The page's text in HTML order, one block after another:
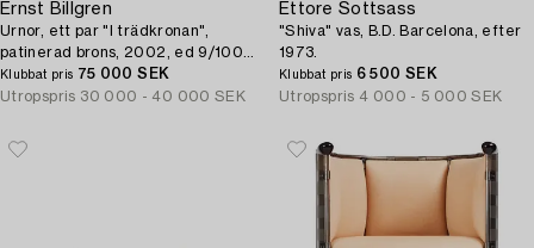
Ernst Billgren
Urnor, ett par "I trädkronan",
patinerad brons, 2002, ed 9/100
samt 10/100.
Klubbat pris 75 000 SEK
Utropspris 30 000 - 40 000 SEK
Ettore Sottsass
"Shiva" vas, B.D. Barcelona, efter
1973.
Klubbat pris 6 500 SEK
Utropspris 4 000 - 5 000 SEK